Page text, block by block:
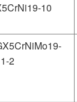
10
2